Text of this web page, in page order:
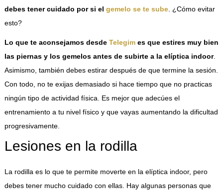
debes tener cuidado por si el gemelo se te sube. ¿Cómo evitar
esto?
Lo que te aconsejamos desde Telegimes que estires muy bien
las piernas y los gemelos antes de subirte a la elíptica indoor.
Asimismo, también debes estirar después de que termine la sesión.
Con todo, no te exijas demasiado si hace tiempo que no practicas
ningún tipo de actividad física. Es mejor que adecúes el
entrenamiento a tu nivel físico y que vayas aumentando la dificultad
progresivamente.
Lesiones en la rodilla
La rodilla es lo que te permite moverte en la elíptica indoor, pero
debes tener mucho cuidado con ellas. Hay algunas personas que